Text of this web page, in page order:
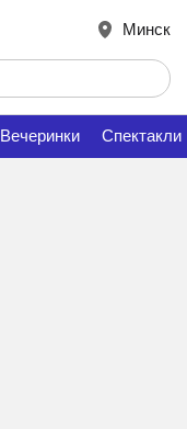
Минск
Вечеринки Спектакли